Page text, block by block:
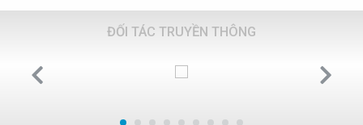
ĐỐI TÁC TRUYỀN THÔNG